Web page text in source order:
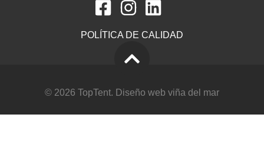
POLÍTICA DE CALIDAD
© 2026 TopTent. Diseño web viña del mar